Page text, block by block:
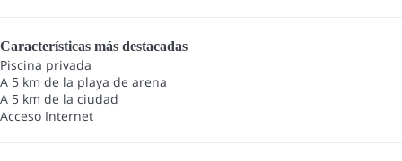
Características más destacadas
Piscina privada
A 5 km de la playa de arena
A 5 km de la ciudad
Acceso Internet